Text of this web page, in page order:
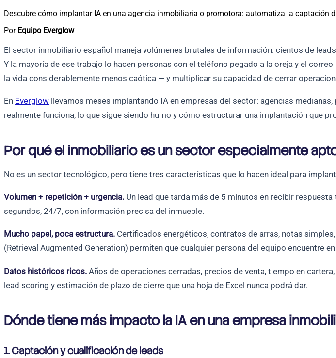
Descubre cómo implantar IA en una agencia inmobiliaria o promotora: automatiza la captación
Por Equipo Everglow
El sector inmobiliario español maneja volúmenes brutales de información: cientos de
Y la mayoría de ese trabajo lo hacen personas con el teléfono pegado a la oreja y el
la vida considerablemente menos caótica — y multiplicar su capacidad de cerrar
En Everglow llevamos meses implantando IA en empresas del sector: agencias
realmente funciona, lo que sigue siendo humo y cómo estructurar una implantación que
Por qué el inmobiliario es un sector especialmente
No es un sector tecnológico, pero tiene tres características que lo hacen ideal para
Volumen + repetición + urgencia. Un lead que tarda más de 5 minutos en recibir
segundos, 24/7, con información precisa del inmueble.
Mucho papel, poca estructura. Certificados energéticos, contratos de arras, notas
(Retrieval Augmented Generation) permiten que cualquier persona del equipo encuentre
Datos históricos ricos. Años de operaciones cerradas, precios de venta, tiempo en
lead scoring y estimación de plazo de cierre que una hoja de Excel nunca podrá dar.
Dónde tiene más impacto la IA en una empresa
1. Captación y cualificación de leads